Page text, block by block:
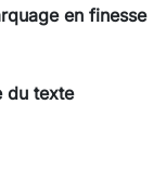
en finesse
du texte